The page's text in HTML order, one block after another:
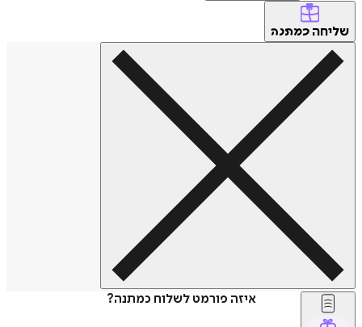
שליחה כמתנה
איזה פורמט לשלוח כמתנה?